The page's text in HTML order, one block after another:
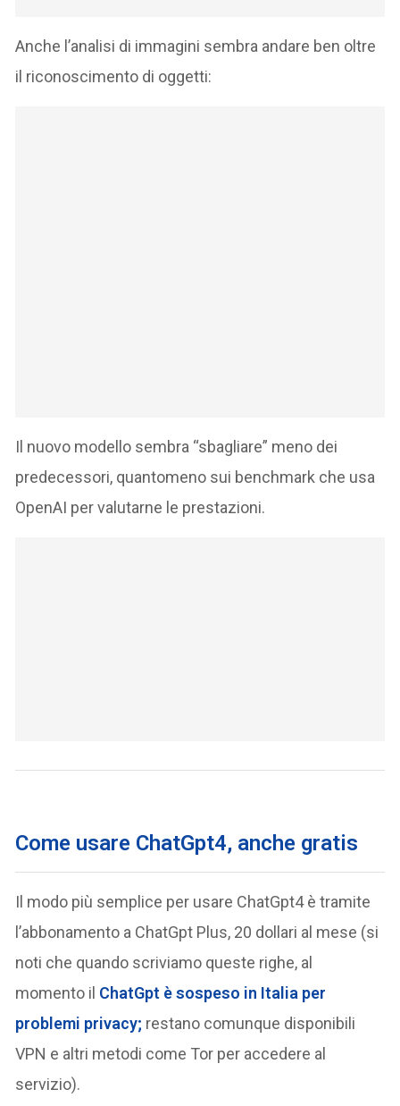
Anche l’analisi di immagini sembra andare ben oltre
il riconoscimento di oggetti:
Il nuovo modello sembra “sbagliare” meno dei
predecessori, quantomeno sui benchmark che usa
OpenAI per valutarne le prestazioni.
Come usare ChatGpt4, anche gratis
Il modo più semplice per usare ChatGpt4 è tramite
l’abbonamento a ChatGpt Plus, 20 dollari al mese (si
noti che quando scriviamo queste righe, al
momento il ChatGpt è sospeso in Italia per
problemi privacy; restano comunque disponibili
VPN e altri metodi come Tor per accedere al
servizio).